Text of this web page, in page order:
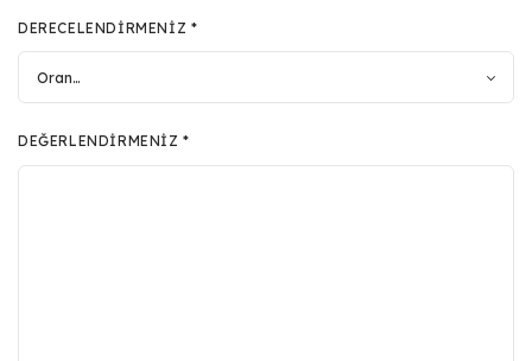
DERECELENDIRMENIZ *
DEĞERLENDIRMENIZ*